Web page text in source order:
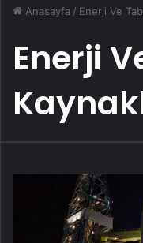
Anasayfa / Enerji Ve
Enerji